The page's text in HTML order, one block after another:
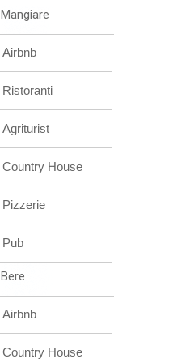
Mangiare
Airbnb
Ristoranti
Agriturist
Country House
Pizzerie
Pub
Bere
Airbnb
Country House